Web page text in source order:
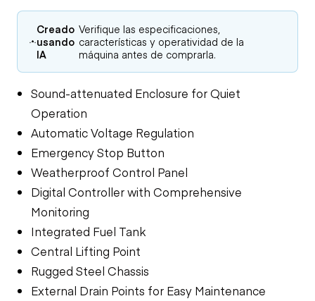
Creado
usando
IA
Verifique las especificaciones,
características y operatividad de la
máquina antes de comprarla.
Sound-attenuated Enclosure for Quiet
Operation
Automatic Voltage Regulation
Emergency Stop Button
Weatherproof Control Panel
Digital Controller with Comprehensive
Monitoring
Integrated Fuel Tank
Central Lifting Point
Rugged Steel Chassis
External Drain Points for Easy Maintenance